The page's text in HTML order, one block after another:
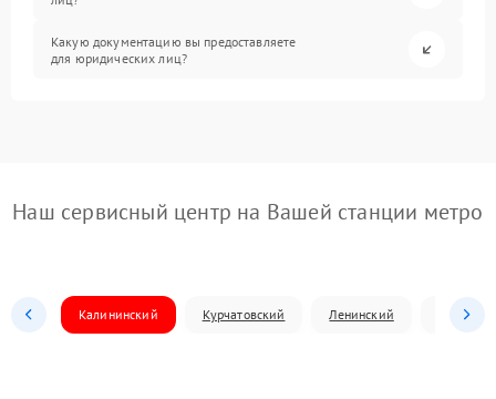
Какую документацию вы предоставляете
для юридических лиц?
Наш сервисный центр на Вашей станции метро
Калининский Курчатовский Ленинский